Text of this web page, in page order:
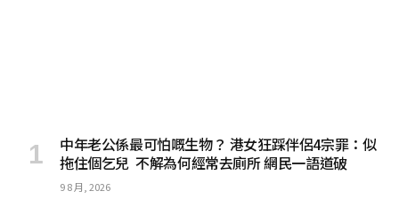
中年老公係最可怕嘅生物？ 港女狂踩伴侶4宗罪：似
拖住個乞兒 不解為何經常去廁所 網民一語道破
9 8 月, 2026